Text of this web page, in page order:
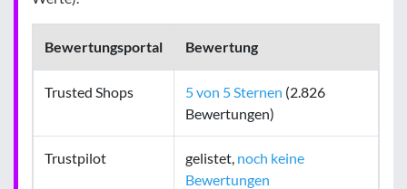
Bewertungsportal Bewertung
Trusted Shops 5 von 5 Sternen (2.826
Bewertungen)
Trustpilot gelistet, noch keine
Bewertungen